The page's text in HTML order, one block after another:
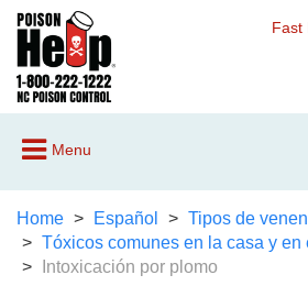
Fast
Menu
Home Español
Tipos de
Tóxicos comunes en la casa y en
Intoxicación por plomo